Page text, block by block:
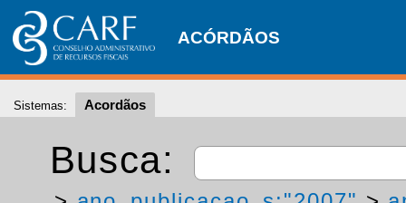
ACÓRDÃOS
Sistemas: Acordãos
Busca: